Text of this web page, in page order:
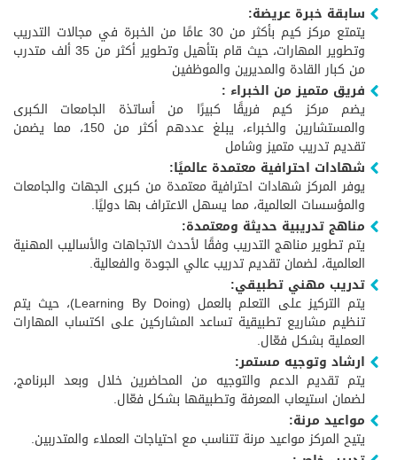
سابقة خبرة عريضة:
يتمتع مركز كيم بأكثر من 30 عامًا من الخبرة في مجالات التدريب
وتطوير المهارات، حيث قام بتأهيل وتطوير أكثر من 35 ألف متدرب
من كبار القادة والمديرين والموظفين
فريق متميز من الخبراء :
يضم مركز كيم فريقًا كبيرًا من أساتذة الجامعات الكبرى
والمستشارين والخبراء، يبلغ عددهم أكثر من 150، مما يضمن
تقديم تدريب متميز وشامل
شهادات احترافية معتمدة عالميًا:
يوفر المركز شهادات احترافية معتمدة من كبرى الجهات والجامعات
والمؤسسات العالمية، مما يسهل الاعتراف بها دوليًا.
مناهج تدريبية حديثة ومعتمدة:
يتم تطوير مناهج التدريب وفقًا لأحدث الاتجاهات والأساليب المهنية
العالمية، لضمان تقديم تدريب عالي الجودة والفعالية.
تدريب مهني تطبيقي:
يتم التركيز على التعلم بالعمل (Learning By Doing)، حيث يتم
تنظيم مشاريع تطبيقية تساعد المشاركين على اكتساب المهارات
العملية بشكل فعّال.
ارشاد وتوجيه مستمر:
يتم تقديم الدعم والتوجيه من المحاضرين خلال وبعد البرنامج،
لضمان استيعاب المعرفة وتطبيقها بشكل فعّال.
مواعيد مرنة:
يتيح المركز مواعيد مرنة تتناسب مع احتياجات العملاء والمتدربين.